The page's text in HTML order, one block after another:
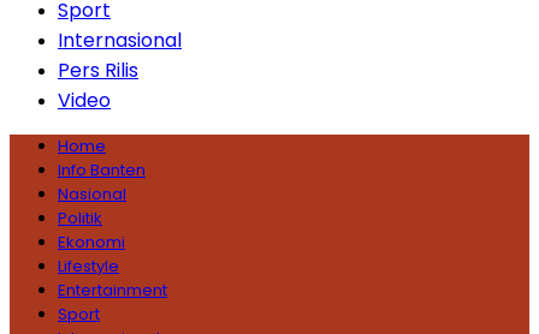
Sport
Internasional
Pers Rilis
Video
Home
Info Banten
Nasional
Politik
Ekonomi
Lifestyle
Entertainment
Sport